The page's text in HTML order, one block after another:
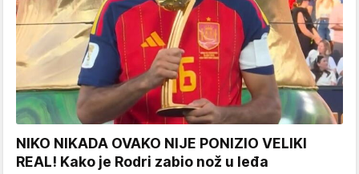
NIKO NIKADA OVAKO NIJE PONIZIO VELIKI
REAL! Kako je Rodri zabio nož u leđa